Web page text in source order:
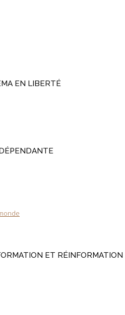
EN LIBERTÉ
ET RÉINFORMATION